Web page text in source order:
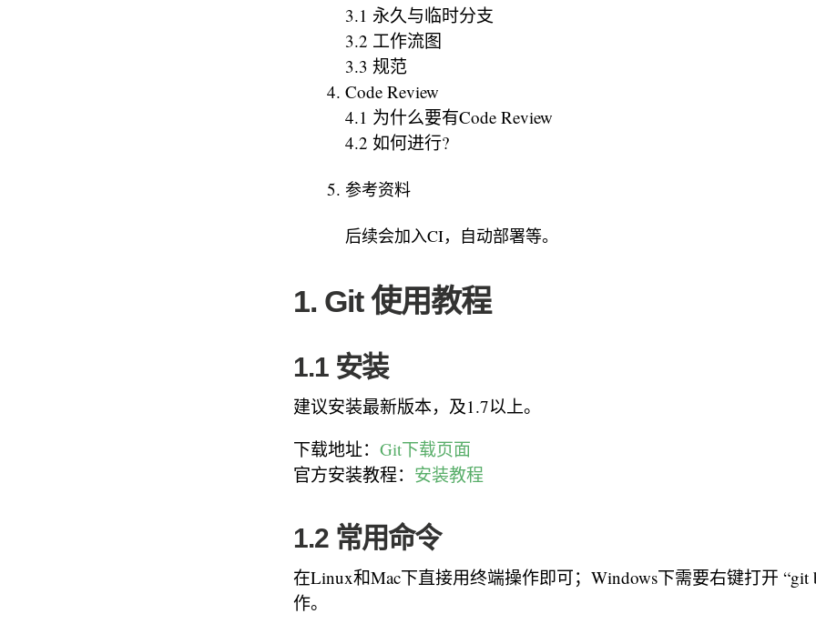
3.1 永久与临时分支
3.2 工作流图
3.3 规范
Code Review
4.1 为什么要有Code Review
4.2 如何进行?
参考资料
后续会加入CI，自动部署等。
1. Git 使用教程
1.1 安装
建议安装最新版本，及1.7以上。
下载地址： Git下载页面
官方安装教程： 安装教程
1.2 常用命令
在Linux和Mac下直接用终端操作即可；Windows下需要右键打开 “git
作。